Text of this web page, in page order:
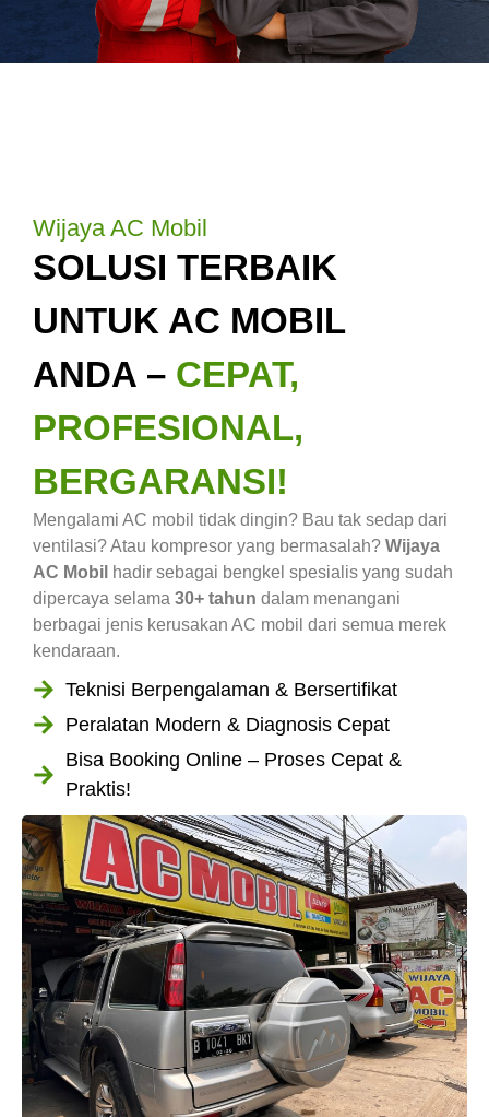
Wijaya AC Mobil
SOLUSI TERBAIK
UNTUK AC MOBIL
ANDA – CEPAT,
PROFESIONAL,
BERGARANSI!
Mengalami AC mobil tidak dingin? Bau tak sedap dari
ventilasi? Atau kompresor yang bermasalah? Wijaya
AC Mobil hadir sebagai bengkel spesialis yang sudah
dipercaya selama 30+ tahun dalam menangani
berbagai jenis kerusakan AC mobil dari semua merek
kendaraan.
Teknisi Berpengalaman & Bersertifikat
Peralatan Modern & Diagnosis Cepat
Bisa Booking Online – Proses Cepat &
Praktis!